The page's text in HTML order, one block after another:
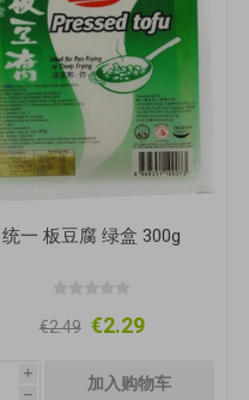
统一 板豆腐 绿盒 300g
€2.49 €2.29
i
h